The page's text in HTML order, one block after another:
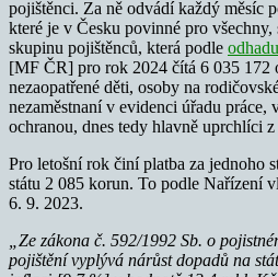
pojištěnci. Za ně odvádí každý měsíc
které je v Česku povinné pro všechny,
skupinu pojištěnců, která podle odhadu
[MF ČR] pro rok 2024 čítá 6 035 172
nezaopatřené děti, osoby na
nezaměstnaní v evidenci úřadu práce,
ochranou, dnes tedy hlavně uprchlíci
Pro letošní rok činí platba za jednoho
státu 2 085 korun. To podle Nařízení
6. 9. 2023.
„Ze zákona č. 592/1992 Sb. o
pojištění vyplývá nárůst dopadů na